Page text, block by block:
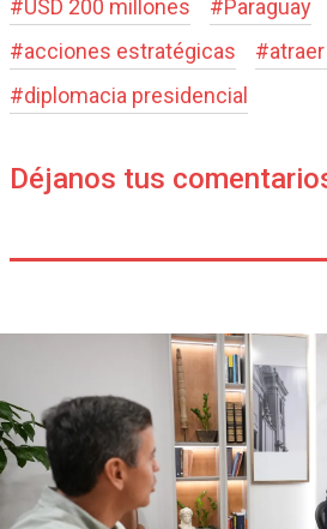
#USD 200 millones #Paraguay
#acciones estratégicas #
#diplomacia presidencial
Déjanos tus